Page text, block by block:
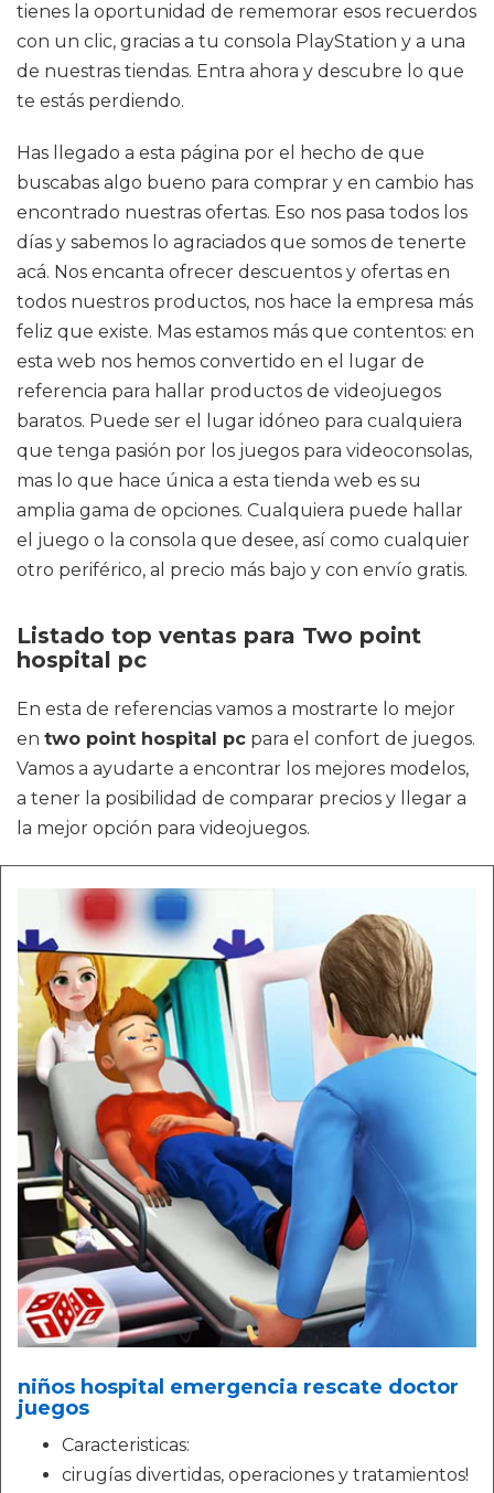
tienes la oportunidad de rememorar esos recuerdos
con un clic, gracias a tu consola PlayStation y a una
de nuestras tiendas. Entra ahora y descubre lo que
te estás perdiendo.
Has llegado a esta página por el hecho de que
buscabas algo bueno para comprar y en cambio has
encontrado nuestras ofertas. Eso nos pasa todos los
días y sabemos lo agraciados que somos de tenerte
acá. Nos encanta ofrecer descuentos y ofertas en
todos nuestros productos, nos hace la empresa más
feliz que existe. Mas estamos más que contentos: en
esta web nos hemos convertido en el lugar de
referencia para hallar productos de videojuegos
baratos. Puede ser el lugar idóneo para cualquiera
que tenga pasión por los juegos para videoconsolas,
mas lo que hace única a esta tienda web es su
amplia gama de opciones. Cualquiera puede hallar
el juego o la consola que desee, así como cualquier
otro periférico, al precio más bajo y con envío gratis.
Listado top ventas para Two point
hospital pc
En esta de referencias vamos a mostrarte lo mejor
en two point hospital pc para el confort de juegos.
Vamos a ayudarte a encontrar los mejores modelos,
a tener la posibilidad de comparar precios y llegar a
la mejor opción para videojuegos.
niños hospital emergencia rescate doctor
juegos
Caracteristicas:
cirugías divertidas, operaciones y tratamientos!